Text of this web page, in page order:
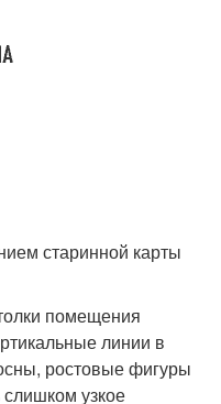
старинной карты
помещения
линии в
ростовые фигуры
узкое